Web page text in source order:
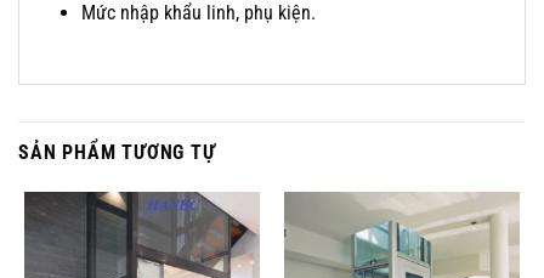
Mức nhập khẩu linh, phụ kiện.
SẢN PHẨM TƯƠNG TỰ